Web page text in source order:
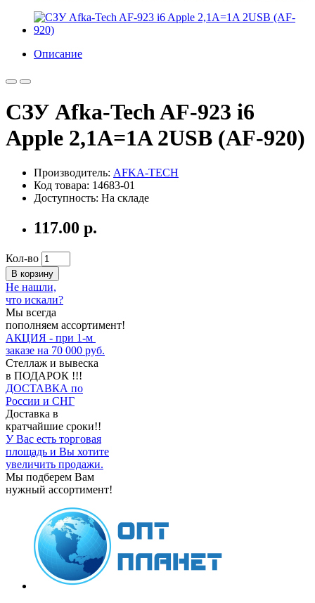
Описание
СЗУ Afka-Tech AF-923 i6
Apple 2,1A=1A 2USB (AF-920)
Производитель: AFKA-TECH
Код товара: 14683-01
Доступность: На складе
117.00 р.
Кол-во
В корзину
Не нашли,
что искали?
Мы всегда
пополняем ассортимент!
АКЦИЯ - при 1-м
заказе на 70 000 руб.
Стеллаж и вывеска
в ПОДАРОК !!!
ДОСТАВКА по
России и СНГ
Доставка в
кратчайшие сроки!!
У Вас есть торговая
площадь и Вы хотите
увеличить продажи.
Мы подберем Вам
нужный ассортимент!